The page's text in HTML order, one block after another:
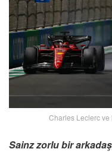
Charles Leclerc ve
Sainz zorlu bir